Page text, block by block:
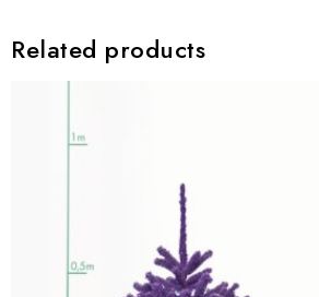
Related products